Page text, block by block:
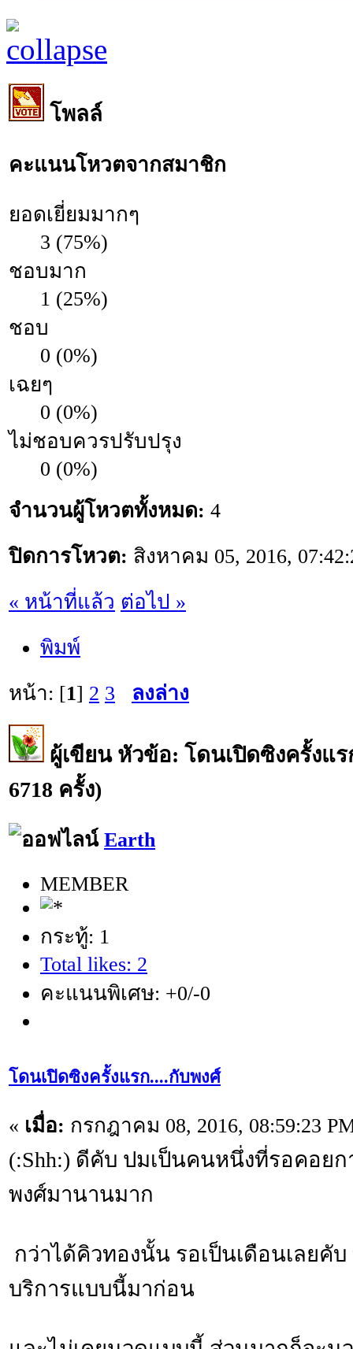
โพลล์
คะแนนโหวตจากสมาชิก
ยอดเยี่ยมมากๆ
3 (75%)
ชอบมาก
1 (25%)
ชอบ
0 (0%)
เฉยๆ
0 (0%)
ไม่ชอบควรปรับปรุง
0 (0%)
จำนวนผู้โหวตทั้งหมด: 4
ปิดการโหวต: สิงหาคม 05, 2016,
« หน้าที่แล้ว ต่อไป »
พิมพ์
หน้า: [1] 2 3 ลงล่าง
ผู้เขียนหัวข้อ: โดนเปิดซิงครั้งแ
6718 ครั้ง)
Earth
MEMBER
กระทู้: 1
Total likes: 2
คะแนนพิเศษ: +0/-0
โดนเปิดซิงครั้งแรก....กับพงศ์
« เมื่อ: กรกฎาคม 08, 2016, 08:59:23
(:Shh:) ดีคับ ปมเป็นคนหนึ่งที่รอคอยก
พงศ์มานานมาก
กว่าได้คิวทองนั้น รอเป็นเดือนเลยคั
บริการแบบนี้มาก่อน